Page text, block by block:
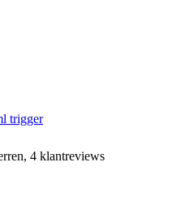
trigger
4 klantreviews